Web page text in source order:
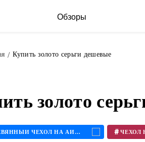
Обзоры
Купить золото серьги дешевые
золото
ДЕРЕВЯННЫЙ ЧЕХОЛ НА АЙФОН #